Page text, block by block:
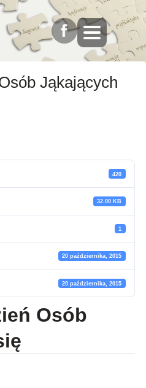
Jąkających
420
32.00 KB
1
20 października, 2015
20 października, 2015
Osób